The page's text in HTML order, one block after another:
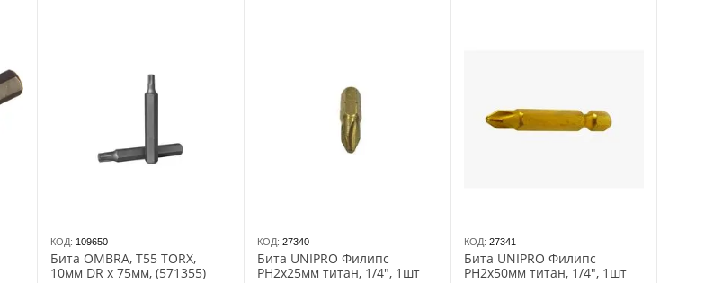
КОД: 109650
Бита OMBRA, T55 TORX,
10мм DR x 75мм, (571355)
КОД: 27340
Бита UNIPRO Филипс
РH2х25мм титан, 1/4", 1шт
КОД: 27341
Бита UNIPRO Филипс
РH2х50мм титан, 1/4", 1шт